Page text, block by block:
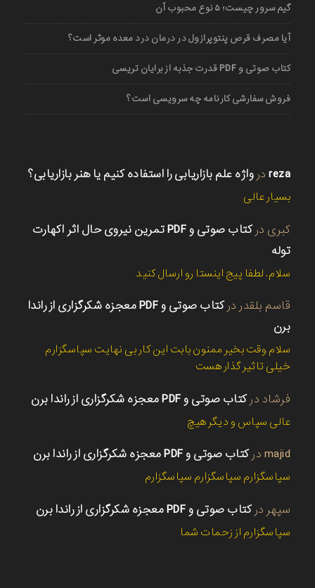
گیم سرور چیست؛ ۵ نوع محبوب آن
آیا مصرف قرص پنتوپرازول در درمان درد معده موثر است؟
کتاب صوتی و PDF قدرت جذبه از برایان تریسی
فروش سفارشی کارنامه چه سرویسی است؟
reza در واژه علم بازاریابی را استفاده کنیم یا هنر بازاریابی؟
بسیار عالی
کبری در
کتاب صوتی و PDF تمرین نیروی حال اثر اکهارت
توله
سلام. لطفا پیج اینستا رو ارسال کنید
قاسم بلقدر در
کتاب صوتی و PDF معجزه شکرگزاری از راندا
برن
سلام وقت بخیر ممنون بابت این کار بی نهایت سپاسگزارم
خیلی تاثیر گذار هست
فرشاد درکتاب صوتی و PDF معجزه شکرگزاری از راندا برن
عالی سپاس و دیگر هیچ
majid درکتاب صوتی و PDF معجزه شکرگزاری از راندا برن
سپاسگزارم سپاسگزارم سپاسگزارم
سپهر درکتاب صوتی و PDF معجزه شکرگزاری از راندا برن
سپاسگزارم از زحمات شما